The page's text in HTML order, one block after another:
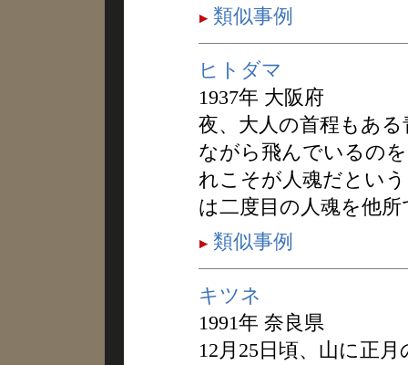
類似事例
ヒトダマ
1937年 大阪府
夜、大人の首程もあ
ながら飛んでいるの
れこそが人魂だとい
は二度目の人魂を他
類似事例
キツネ
1991年 奈良県
12月25日頃、山に正